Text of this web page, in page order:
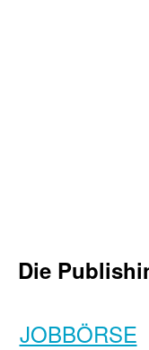
Die
JOBBÖRSE